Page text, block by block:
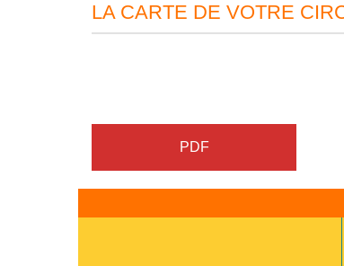
LA CARTE DE VOTRE
PDF